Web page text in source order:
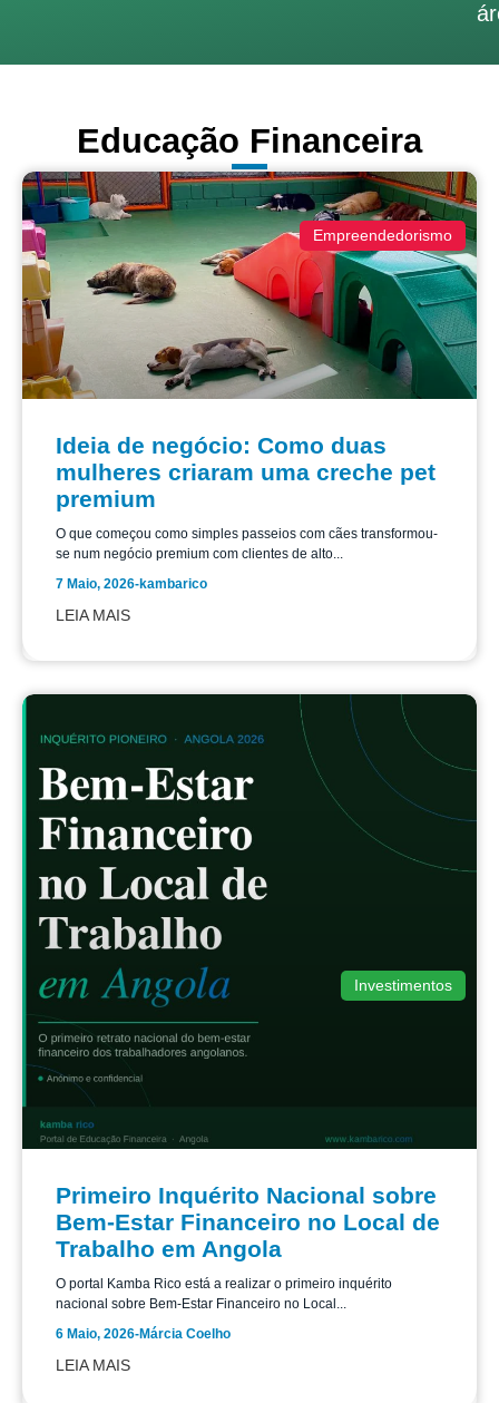
Educação Financeira
Empreendedorismo
Ideia de negócio: Como duas
mulheres criaram uma creche pet
premium
O que começou como simples passeios com cães transformou-
se num negócio premium com clientes de alto...
7 Maio, 2026-kambarico
LEIA MAIS
Investimentos
Primeiro Inquérito Nacional sobre
Bem-Estar Financeiro no Local de
Trabalho em Angola
O portal Kamba Rico está a realizar o primeiro inquérito
nacional sobre Bem-Estar Financeiro no Local...
6 Maio, 2026-Márcia Coelho
LEIA MAIS